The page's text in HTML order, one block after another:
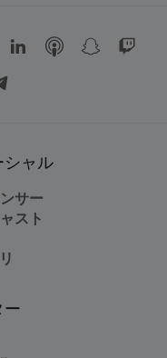
シャル
サー
スト
ー